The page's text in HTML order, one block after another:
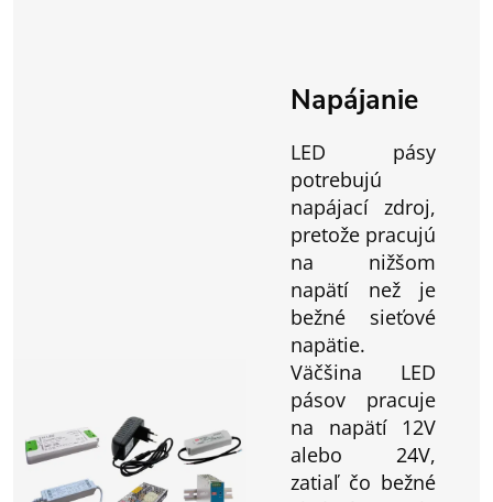
Napájanie
LED pásy
potrebujú
napájací zdroj,
pretože pracujú
na nižšom
napätí než je
bežné sieťové
napätie.
Väčšina LED
pásov pracuje
na napätí 12V
alebo 24V,
zatiaľ čo bežné